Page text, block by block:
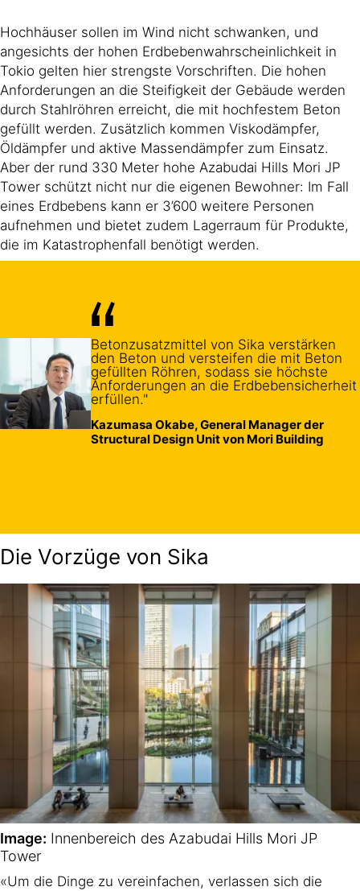
Hochhäuser sollen im Wind nicht schwanken, und
angesichts der hohen Erdbebenwahrscheinlichkeit in
Tokio gelten hier strengste Vorschriften. Die hohen
Anforderungen an die Steifigkeit der Gebäude werden
durch Stahlröhren erreicht, die mit hochfestem Beton
gefüllt werden. Zusätzlich kommen Viskodämpfer,
Öldämpfer und aktive Massendämpfer zum Einsatz.
Aber der rund 330 Meter hohe Azabudai Hills Mori JP
Tower schützt nicht nur die eigenen Bewohner: Im Fall
eines Erdbebens kann er 3’600 weitere Personen
aufnehmen und bietet zudem Lagerraum für Produkte,
die im Katastrophenfall benötigt werden.
Betonzusatzmittel von Sika verstärken
den Beton und versteifen die mit Beton
gefüllten Röhren, sodass sie höchste
Anforderungen an die Erdbebensicherheit
erfüllen."
Kazumasa Okabe, General Manager der
Structural Design Unit von Mori Building
Die Vorzüge von Sika
Image: Innenbereich des Azabudai Hills Mori JP
Tower
«Um die Dinge zu vereinfachen, verlassen sich die